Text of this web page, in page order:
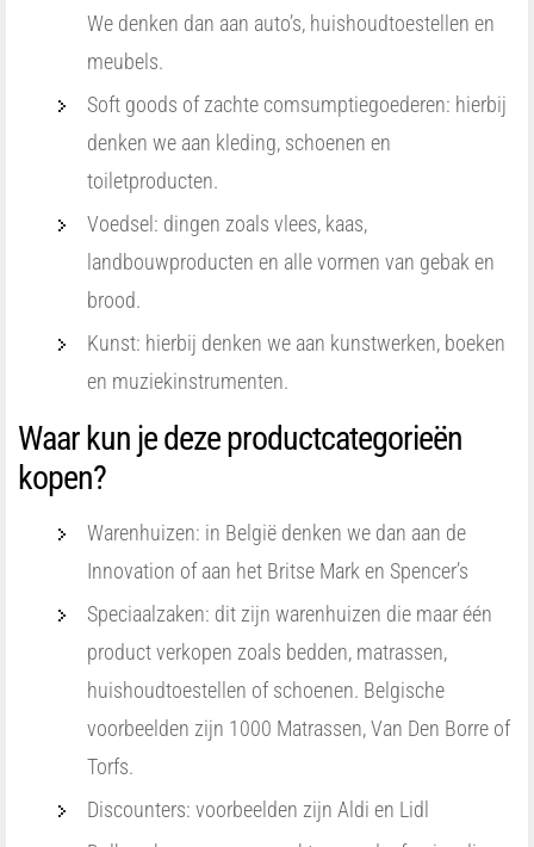
We denken dan aan auto’s, huishoudtoestellen en
meubels.
Soft goods of zachte comsumptiegoederen: hierbij
denken we aan kleding, schoenen en
toiletproducten.
Voedsel: dingen zoals vlees, kaas,
landbouwproducten en alle vormen van gebak en
brood.
Kunst: hierbij denken we aan kunstwerken, boeken
en muziekinstrumenten.
Waar kun je deze productcategorieën
kopen?
Warenhuizen: in België denken we dan aan de
Innovation of aan het Britse Mark en Spencer’s
Speciaalzaken: dit zijn warenhuizen die maar één
product verkopen zoals bedden, matrassen,
huishoudtoestellen of schoenen. Belgische
voorbeelden zijn 1000 Matrassen, Van Den Borre of
Torfs.
Discounters: voorbeelden zijn Aldi en Lidl